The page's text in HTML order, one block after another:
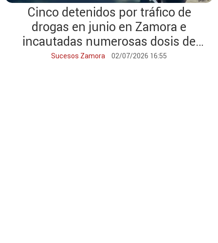
Cinco detenidos por tráfico de
drogas en junio en Zamora e
incautadas numerosas dosis de
estupefacientes
Sucesos Zamora 02/07/2026 16:55